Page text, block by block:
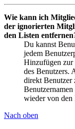
Wie kann ich
der ignorierten
den Listen
Du kannst
jedem
Hinzufügen zur
des Benutzers.
direkt Benutzer
wieder von den
Nach oben